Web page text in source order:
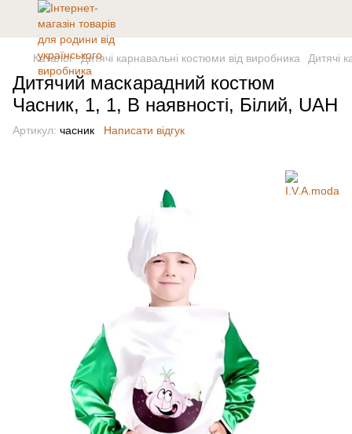
Каталог Дитячі карнавальні костюми від виробника Дитячі
Дитячий маскарадний костюм
Часник, 1, 1, В наявності, Білий, UAH
Артикул: часник Написати відгук